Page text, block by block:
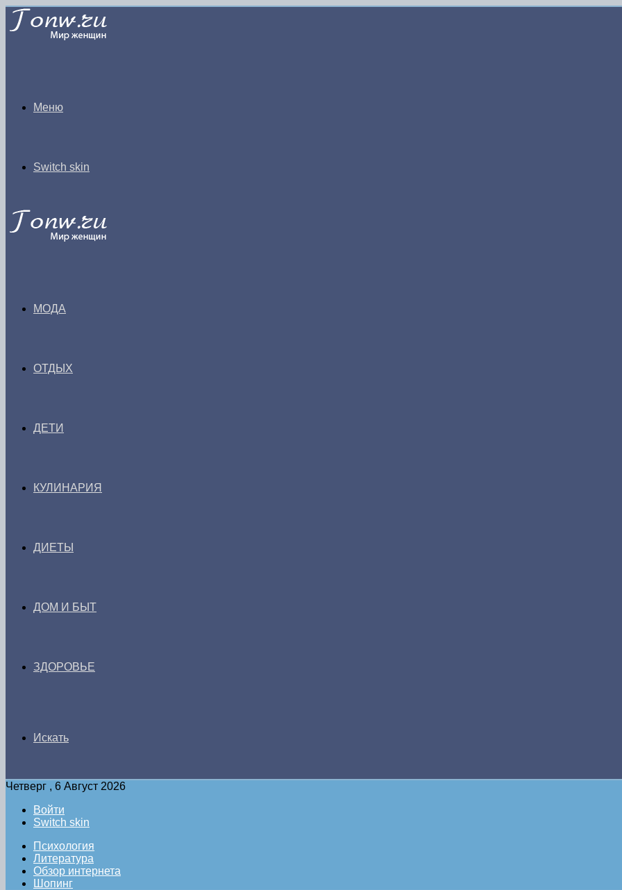
Меню
Switch skin
МОДА
ОТДЫХ
ДЕТИ
КУЛИНАРИЯ
ДИЕТЫ
ДОМ И БЫТ
ЗДОРОВЬЕ
Искать
Четверг , 6 Август 2026
Войти
Switch skin
Психология
Литература
Обзор интернета
Шопинг